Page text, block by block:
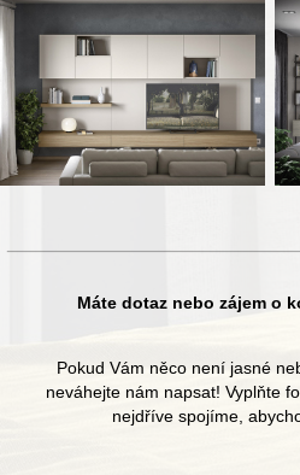
Máte dotaz nebo zájem o
Pokud Vám něco není jasné
neváhejte nám napsat! Vyplňte
nejdříve spojíme,